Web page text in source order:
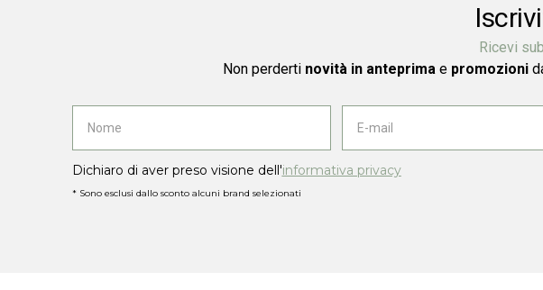
Ricevi
Non perderti novità in anteprima e promozioni
Dichiaro di aver preso visione dell'informativa privacy
* Sono esclusi dallo sconto alcuni brand selezionati